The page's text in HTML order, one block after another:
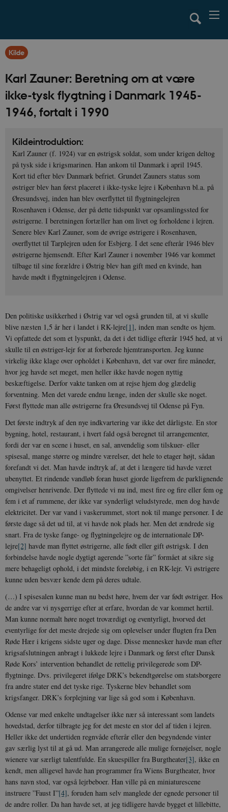
Kilde
Karl Zauner: Beretning om at være
ikke-tysk flygtning i Danmark 1945-
1946, fortalt i 1990
Kildeintroduktion:
Karl Zauner (f. 1924) var en østrigsk soldat, som under krigen deltog
på tysk side i krigsmarinen. Han ankom til Danmark i april 1945.
Kort tid efter blev Danmark befriet. Grundet Zauners status som
østriger blev han først placeret i ikke-tyske lejre i København bl.a. på
Øresundsvej, inden han blev overflyttet til flygtningelejren
Rosenhaven i Odense, der på dette tidspunkt var opsamlingssted for
østrigerne. I beretningen fortæller han om livet og forholdene i lejren.
Senere blev Karl Zauner, som de øvrige østrigere i Rosenhaven,
overflyttet til Tarplejren uden for Esbjerg. I det sene efterår 1946 blev
østrigerne hjemsendt. Efter Karl Zauner i november 1946 var kommet
tilbage til sine forældre i Østrig blev han gift med en kvinde, han
havde mødt i flygtningelejren i Odense.
Den politiske usikkerhed i Østrig var vel også grunden til, at vi skulle
blive næsten 1,5 år her i landet i RK-lejre[1], inden man sendte os hjem.
Vi opfattede det som et lyspunkt, da det i det tidlige efterår 1945 hed, at vi
skulle til en østriger-lejr for at forberede hjemtransporten. Jeg kunne
virkelig ikke klage over opholdet i København, det var over fire måneder,
hvor jeg havde set meget, men heller ikke havde nogen nyttig
beskæftigelse. Derfor vakte tanken om at rejse hjem dog glædelig
forventning. Men det varede endnu længe, inden der skulle ske noget.
Først flyttede man alle østrigerne fra Øresundsvej til Odense på Fyn.
Det første indtryk af den nye indkvartering var ikke det dårligste. En stor
bygning, hotel, restaurant, i hvert fald også beregnet til arrangementer,
fordi der var en scene i huset, en sal, anvendelig som tilskuer- eller
spisesal, mange større og mindre værelser, det hele to etager højt, sådan
forefandt vi det. Man havde indtryk af, at det i længere tid havde været
ubenyttet. Et rindende vandløb foran huset gjorde ligefrem de parklignende
omgivelser henrivende. Der flyttede vi nu ind, mest fire og fire eller fem og
fem i et af rummene, der ikke var synderligt veludstyrede, men dog havde
elektricitet. Der var vand i vaskerummet, stort nok til mange personer. I de
første dage så det ud til, at vi havde nok plads her. Men det ændrede sig
snart. Fra de tyske fange- og flygtningelejre og de internationale DP-
lejre[2] havde man flyttet østrigerne, alle født eller gift østrigsk. I den
forbindelse havde nogle dygtigt agerende ”sorte får” formået at sikre sig
mere behageligt ophold, i det mindste foreløbig, i en RK-lejr. Vi østrigere
kunne uden besvær kende dem på deres udtale.
(…) I spisesalen kunne man nu bedst høre, hvem der var født østriger. Hos
de andre var vi nysgerrige efter at erfare, hvordan de var kommet hertil.
Man kunne normalt høre noget troværdigt og eventyrligt, hvorved det
eventyrlige for det meste drejede sig om oplevelser under flugten fra Den
Røde Hær i krigens sidste uger og dage. Disse mennesker havde man efter
krigsafslutningen anbragt i lukkede lejre i Danmark og først efter Dansk
Røde Kors’ intervention behandlet de rettelig privilegerede som DP-
flygtninge. Dvs. privilegeret ifølge DRK’s bekendtgørelse om statsborgere
fra andre stater end det tyske rige. Tyskerne blev behandlet som
krigsfanger. DRK’s forplejning var lige så god som i København.
Odense var med enkelte undtagelser ikke nær så interessant som landets
hovedstad, derfor tilbragte jeg for det meste en stor del af tiden i lejren.
Heller ikke det undertiden regnvåde efterår eller den begyndende vinter
gav særlig lyst til at gå ud. Man arrangerede alle mulige fornøjelser, nogle
wienere var særligt talentfulde. En skuespiller fra Burgtheater[3], ikke en
kendt, men alligevel havde han programmer fra Wiens Burgtheater, hvor
hans navn stod, var også lejrbeboer. Han ville på en miniaturescene
instruere ”Faust I”[4], foruden ham selv manglede der egnede personer til
de andre roller. Da han havde set, at jeg tidligere havde bygget et lillebitte,